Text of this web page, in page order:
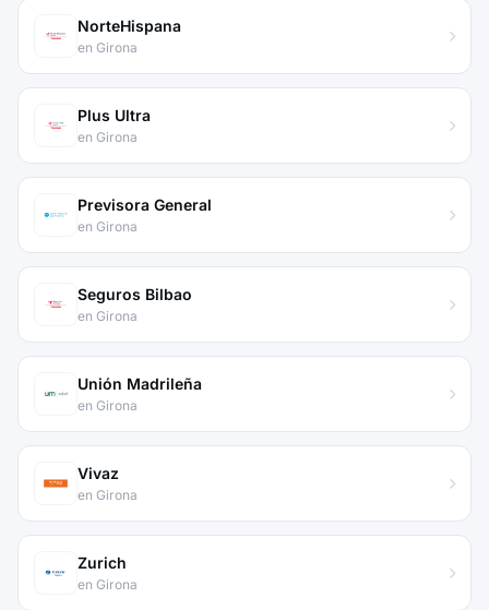
NorteHispana
en Girona
Plus Ultra
en Girona
Previsora General
en Girona
Seguros Bilbao
en Girona
Unión Madrileña
en Girona
Vivaz
en Girona
Zurich
en Girona